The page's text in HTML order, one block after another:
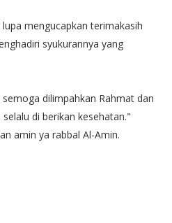
mengucapkan terimakasih
syukurannya yang
dilimpahkan Rahmat dan
di berikan kesehatan."
amin ya rabbal Al-Amin.